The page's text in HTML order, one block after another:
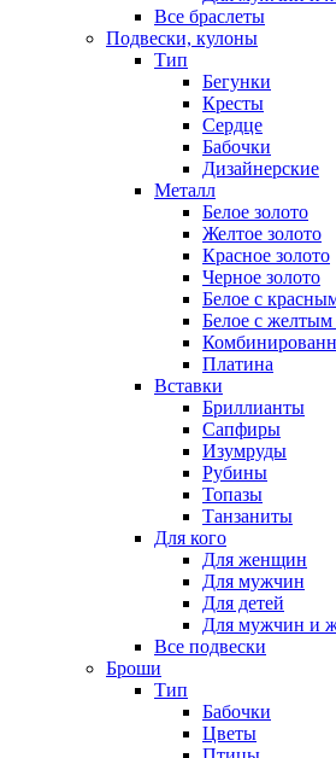
Все браслеты
Подвески, кулоны
Тип
Бегунки
Кресты
Сердце
Бабочки
Дизайнерские
Металл
Белое золото
Желтое золото
Красное золото
Черное золото
Белое с
Белое с желтым
Платина
Вставки
Бриллианты
Сапфиры
Изумруды
Рубины
Топазы
Танзаниты
Для кого
Для женщин
Для мужчин
Для детей
Для мужчин и
Все подвески
Броши
Тип
Бабочки
Цветы